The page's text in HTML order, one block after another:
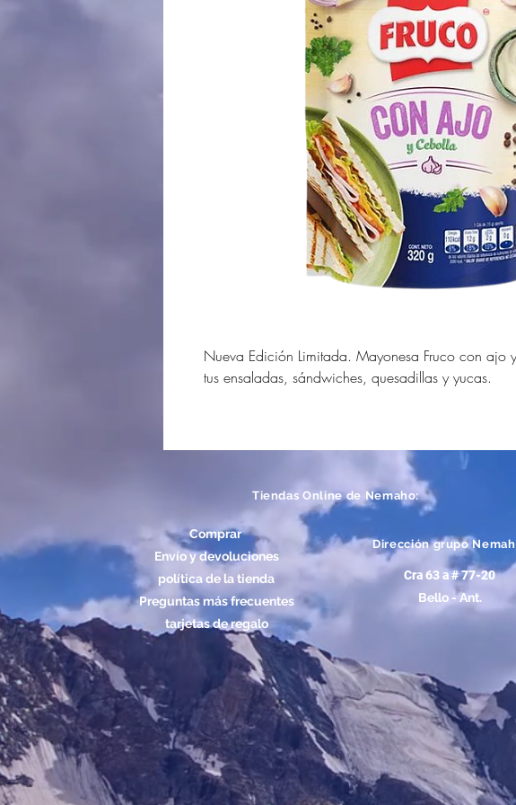
Nueva Edición Limitada. Mayonesa Fruco con ajo
tus ensaladas, sándwiches, quesadillas y yucas.
Tiendas Online de Nemaho:
Comprar
Envío y devoluciones
política de la tienda
Preguntas más frecuentes
tarjetas de regalo
Dirección grupo
Cra 63 a # 77-20
Bello - Ant.